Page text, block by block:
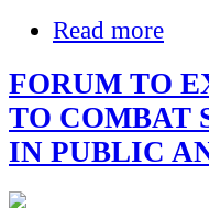
Read more
FORUM TO
TO COMBAT
IN PUBLIC